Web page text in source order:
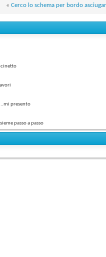
« Cerco lo schema per bordo
presento
passo a passo